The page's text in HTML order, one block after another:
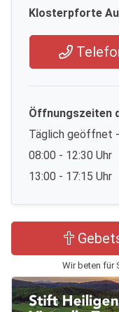
Klosterpforte
Öffnungszeiten
Täglich geöffnet
08:00 - 12:30 Uhr
13:00 - 17:15 Uhr
Wir beten für